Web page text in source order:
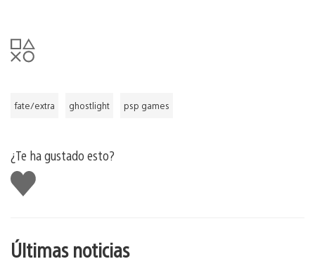
fate/extra ghostlight psp games
¿Te ha gustado esto?
Me
gusta
Últimas noticias